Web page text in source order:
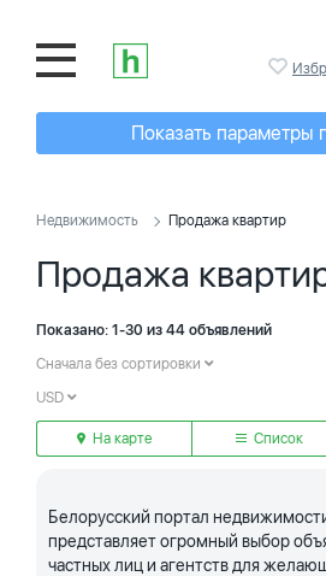
Показать параметры
Недвижимость Продажа квартир
Продажа
Показано: 1-30 из 44 объявлений
Сначала без сортировки
USD
На карте Список
Белорусский портал
представляет огромный выбор
частных лиц и агентств для